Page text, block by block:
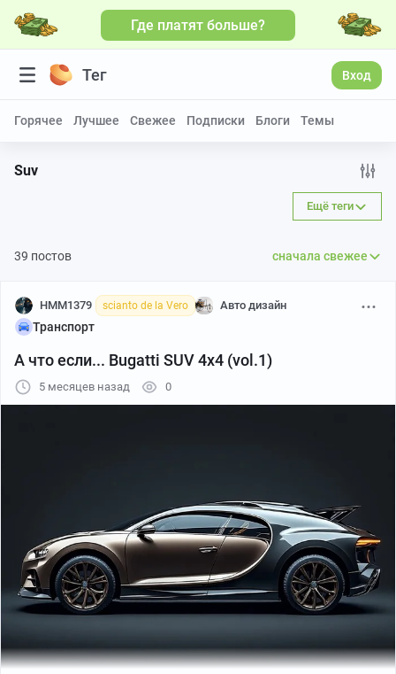
Где платят больше?
Тег Вход
Горячее Лучшее Свежее Подписки Блоги Темы
Suv
Ещё теги
39 постов сначала свежее
HMM1379 scianto de la Vero Авто дизайн
Транспорт
А что если... Bugatti SUV 4x4 (vol.1)
5 месяцев назад 0
Больше видео